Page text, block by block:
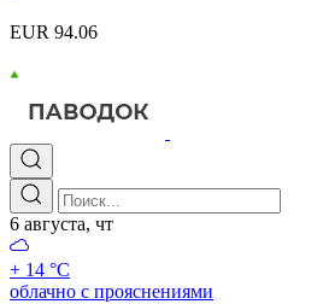
EUR 94.06
6 августа, чт
+ 14 °С
облачно с прояснениями